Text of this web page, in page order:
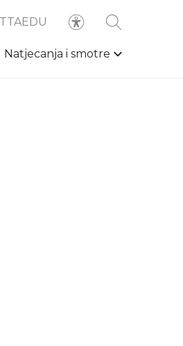
Natjecanja i smotre